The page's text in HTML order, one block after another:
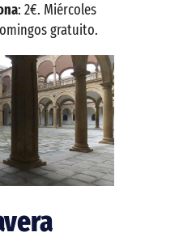
: 2€. Miércoles
gratuito.